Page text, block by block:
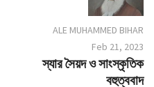
ALE MUHAMMED BIHAR
Feb 21, 2023
স্যার সৈয়দ ও সাংস্কৃতিক
বহুত্ববাদ